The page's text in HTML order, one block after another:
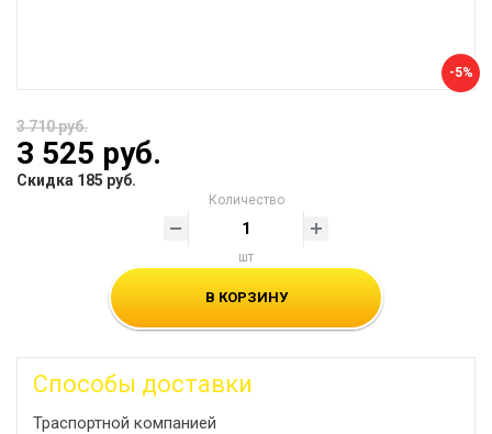
-5%
3 710 руб.
3 525 руб.
Скидка 185 руб.
Количество
шт
В КОРЗИНУ
Способы доставки
Траспортной компанией